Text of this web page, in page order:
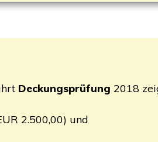
Deckungs­prü­fung 2018
2.500,00) und